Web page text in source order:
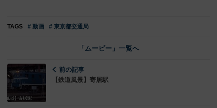
TAGS # 動画 # 東京都交通局
「ムービー」一覧へ
前の記事
【鉄道風景】寄居駅